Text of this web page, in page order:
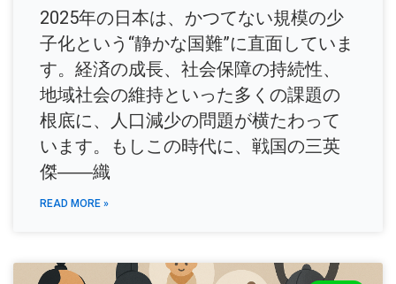
2025年の日本は、かつてない規模の少
子化という“静かな国難”に直面していま
す。経済の成長、社会保障の持続性、
地域社会の維持といった多くの課題の
根底に、人口減少の問題が横たわって
います。もしこの時代に、戦国の三英
傑――織
READ MORE »